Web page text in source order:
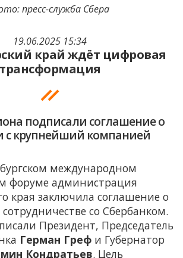
19.06.2025 15:34
край ждёт цифровая
трансформация
подписали соглашение о
с крупнейший компанией
пресс-служба Сбера
международном
форуме администрация
края заключила соглашение о
со Сбербанком.
Президент, Председатель
Герман Греф и Губернатор
Кондратьев. Цель